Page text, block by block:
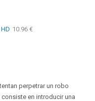
HD 10.96 €
perpetrar un robo
en introducir una